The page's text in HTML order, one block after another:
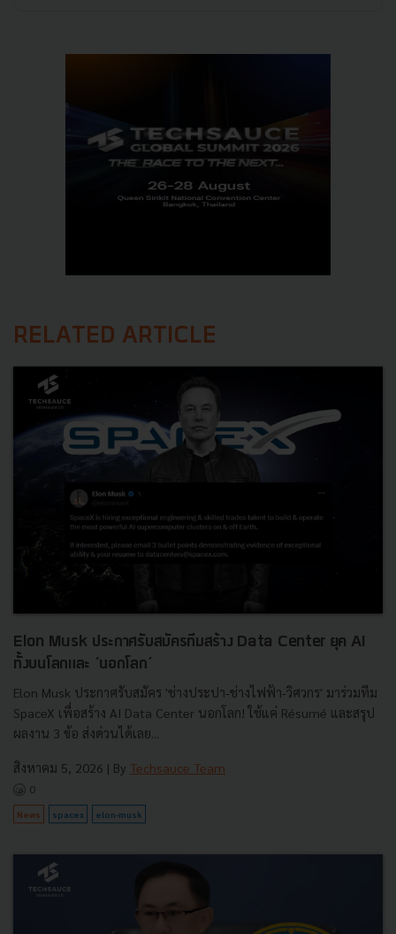
RELATED ARTICLE
Elon Musk ประกาศรับสมัครทีมสร้าง Data Center ยุค AI
ทั้งบนโลกและ ‘นอกโลก’
Elon Musk ประกาศรับสมัคร 'ช่างประปา-ช่างไฟฟ้า-วิศวกร' มาร่วมทีม
SpaceX เพื่อสร้าง AI Data Center นอกโลก! ใช้แค่ Résumé และสรุป
ผลงาน 3 ข้อ ส่งด่วนได้เลย...
สิงหาคม 5, 2026 | By Techsauce Team
0
News spacex elon-musk